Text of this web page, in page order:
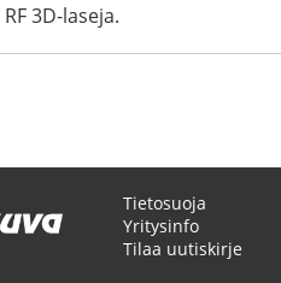
3D-laseja.
Tietosuoja
Yritysinfo
Tilaa uutiskirje